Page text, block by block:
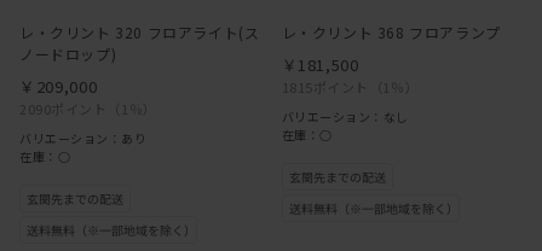
レ・クリント 320 フロアライト(ス
ノードロップ)
2090ポイント （1％）
￥209,000
バリエーション：あり
在庫：○
レ・クリント 368 フロアランプ
1815ポイント （1％）
￥181,500
バリエーション：なし
在庫：○